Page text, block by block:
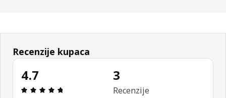
Recenzije kupaca
4.7
Ocjena i recenzija: 4.7 od 5 zvjezdica. Ukupno
3
Recenzije